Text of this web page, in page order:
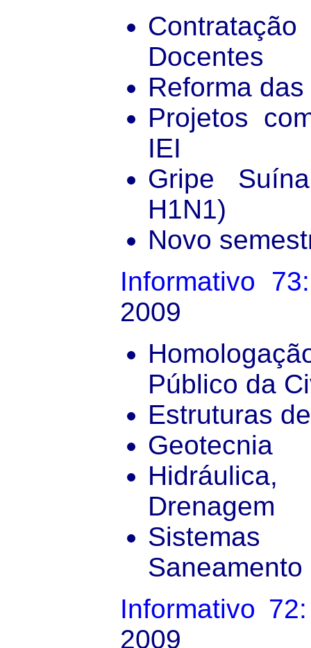
Docentes
Reforma
Projetos
IEI
Gripe
H1N1)
Novo
Informativo 73:
2009
Público da
Estruturas
Geotecnia
Drenagem
Saneamento
Informativo 72:
2009